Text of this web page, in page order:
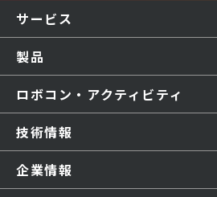
サービス
製品
ロボコン・アクティビティ
技術情報
企業情報